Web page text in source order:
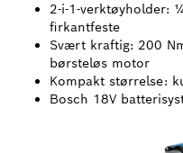
2-i-1-verktøyholder:
firkantfeste
Svært kraftig: 200
børsteløs motor
Kompakt størrelse:
Bosch 18V